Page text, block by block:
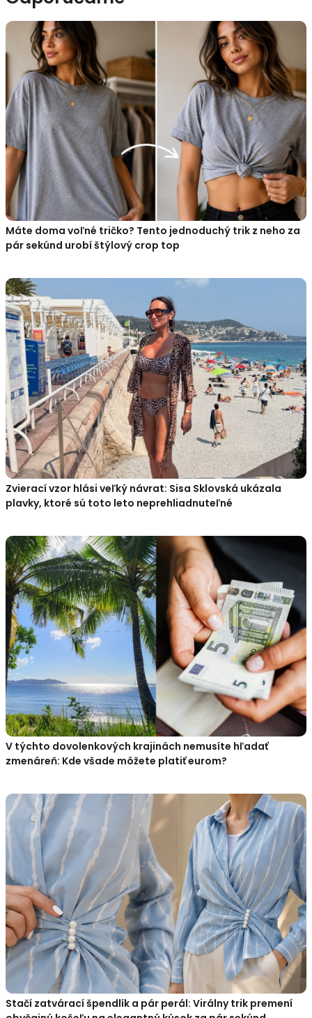
Máte doma voľné tričko? Tento jednoduchý trik z neho za
pár sekúnd urobí štýlový crop top
Zvierací vzor hlási veľký návrat: Sisa Sklovská ukázala
plavky, ktoré sú toto leto neprehliadnuteľné
V týchto dovolenkových krajinách nemusíte hľadať
zmenáreň: Kde všade môžete platiť eurom?
Stačí zatvárací špendlík a pár perál: Virálny trik premení